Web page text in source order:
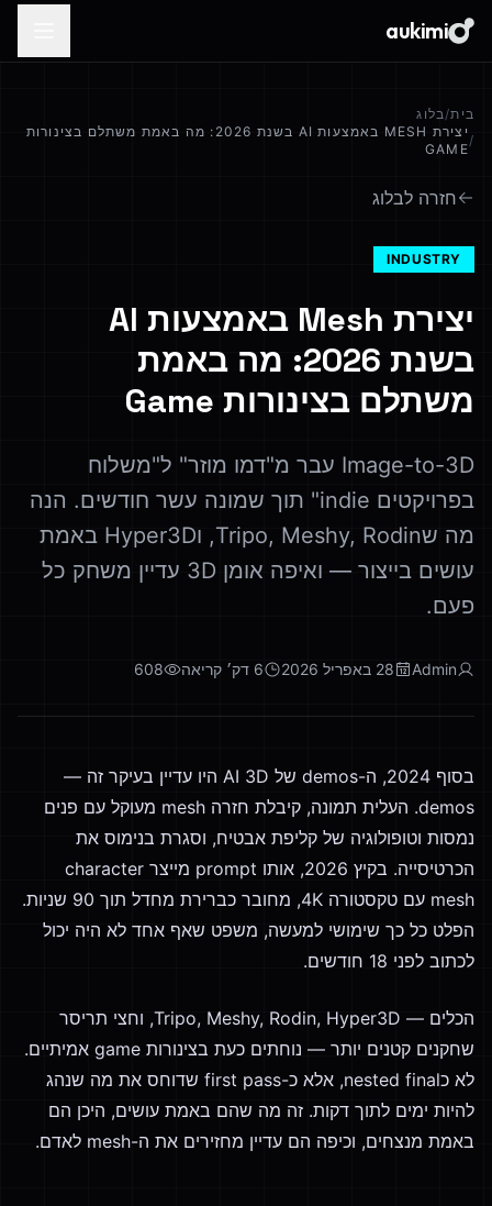
aukimi
בית/בלוג
/
יצירת MESH באמצעות AI בשנת 2026: מה באמת משתלם בצינורות
GAME
חזרה לבלוג
INDUSTRY
יצירת Mesh באמצעות AI
בשנת 2026: מה באמת
משתלם בצינורות Game
Image-to-3D עבר מ"דמו מוזר" ל"משלוח
בפרויקטים indie" תוך שמונה עשר חודשים. הנה
מה שTripo, Meshy, Rodin, וHyper3D באמת
עושים בייצור — ואיפה אומן 3D עדיין משחק כל
פעם.
Admin 28 באפריל 2026 6 דק׳ קריאה 608
בסוף 2024, ה-demos של AI 3D היו עדיין בעיקר זה —
demos. העלית תמונה, קיבלת חזרה mesh מעוקל עם פנים
נמסות וטופולוגיה של קליפת אבטיח, וסגרת בנימוס את
הכרטיסייה. בקיץ 2026, אותו prompt מייצר character
mesh עם טקסטורה 4K, מחובר כברירת מחדל תוך 90 שניות.
הפלט כל כך שימושי למעשה, משפט שאף אחד לא היה יכול
לכתוב לפני 18 חודשים.
הכלים — Tripo, Meshy, Rodin, Hyper3D, וחצי תריסר
שחקנים קטנים יותר — נוחתים כעת בצינורות game אמיתיים.
לא כnested final, אלא כ-first pass שדוחס את מה שנהג
להיות ימים לתוך דקות. זה מה שהם באמת עושים, היכן הם
באמת מנצחים, וכיפה הם עדיין מחזירים את ה-mesh לאדם.